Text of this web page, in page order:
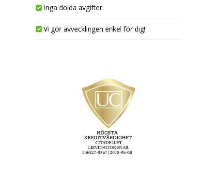
Inga dolda avgifter
Vi gör avvecklingen enkel för dig!